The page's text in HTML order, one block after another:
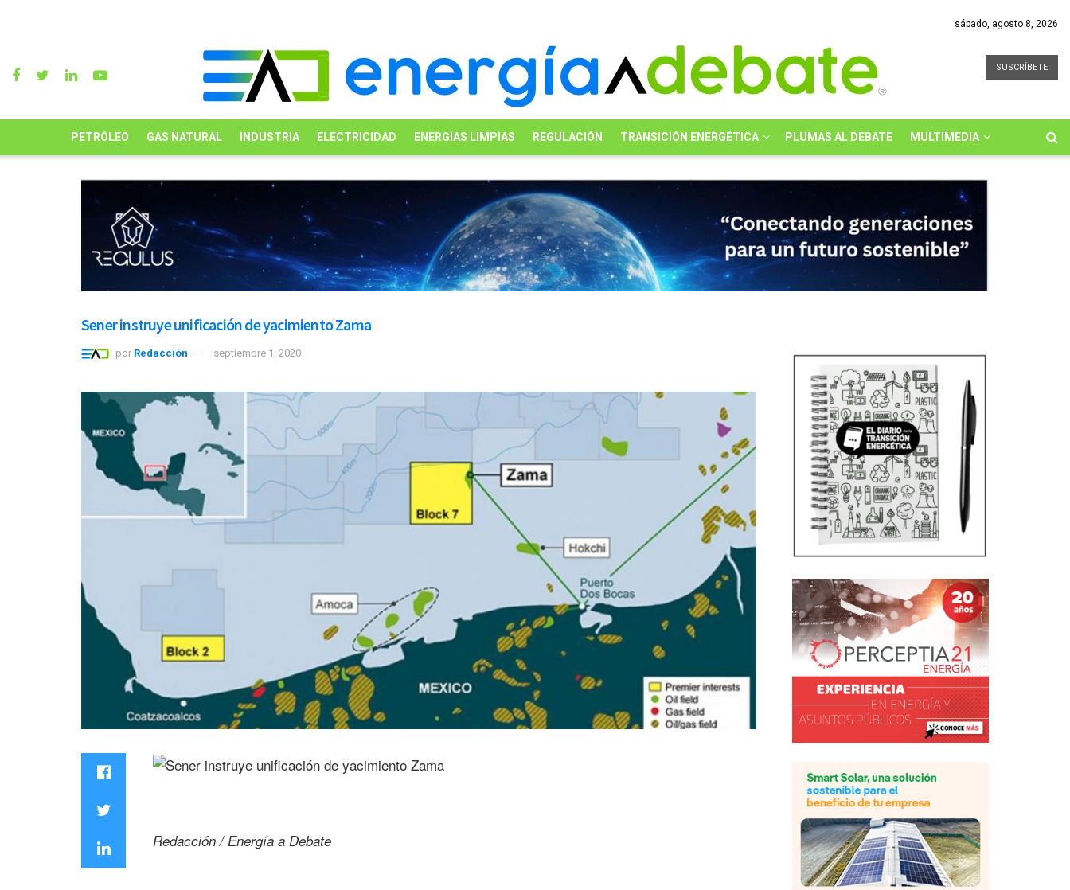
sábado, agosto 8, 2026
SUSCRÍBETE
PETRÓLEO GAS NATURAL INDUSTRIA ELECTRICIDAD ENERGÍAS LIMPIAS REGULACIÓN TRANSICIÓN ENERGÉTICA PLUMAS AL DEBATE MULTIMEDIA
Sener instruye unificación de yacimiento Zama
por Redacción septiembre 1, 2020
Redacción / Energía a Debate